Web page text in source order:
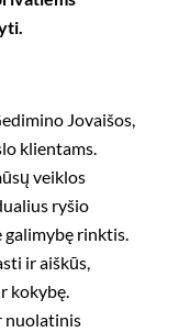
Jovaišos,
klientams.
veiklos
ryšio
galimybę rinktis.
ir aiškūs,
kokybę.
nuolatinis